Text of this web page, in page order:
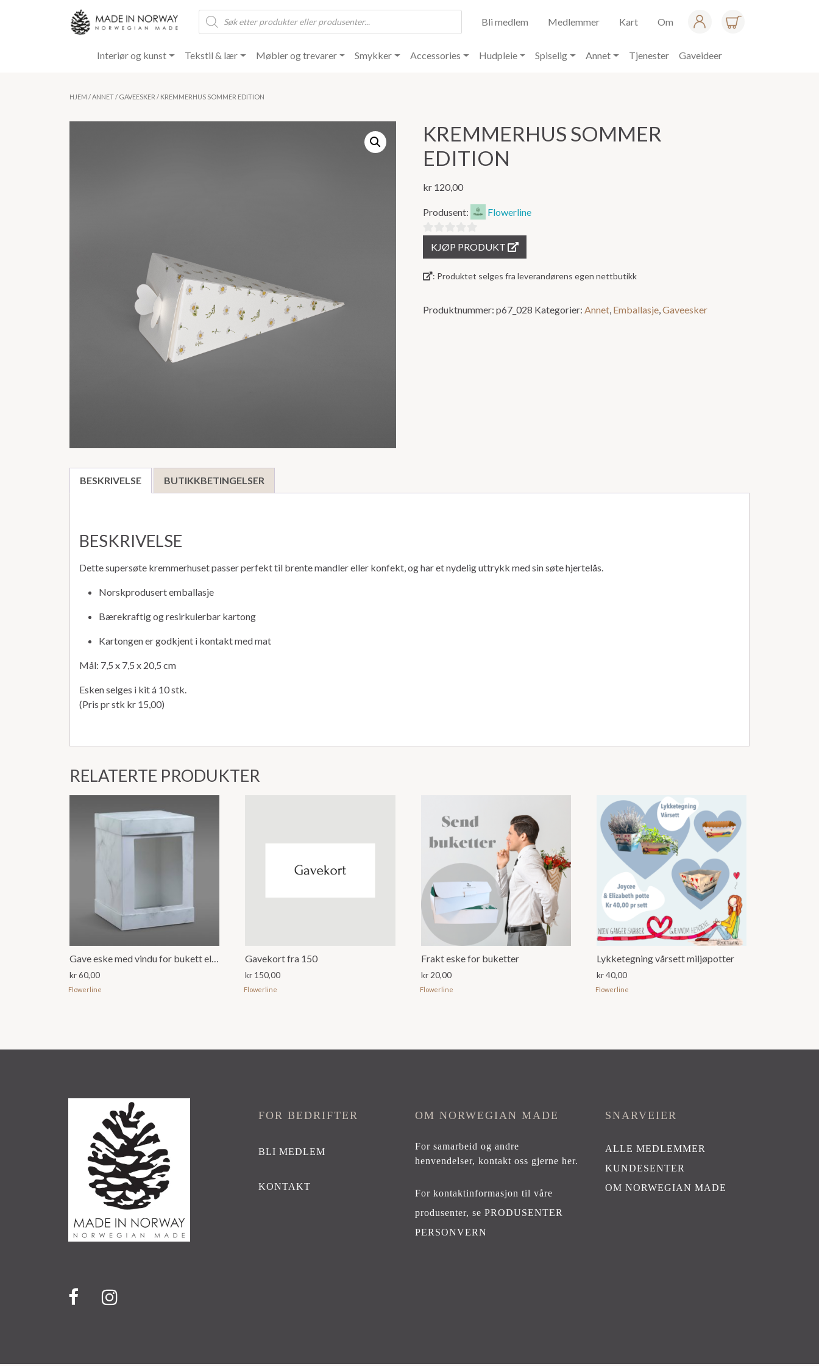
Products
search
Bli medlem Medlemmer Kart Om
Interiør og kunst Tekstil & lær Møbler og trevarer Smykker Accessories Hudpleie Spiselig Annet Tjenester Gaveideer
HJEM /ANNET/ GAVEESKER / KREMMERHUS SOMMER EDITION
KREMMERHUS SOMMER
EDITION
kr 120,00
Produsent: Flowerline
ut
av
KJØP PRODUKT
: Produktet selges fra leverandørens egen nettbutikk
Produktnummer:p67_028 Kategorier:Annet, Emballasje,Gaveesker
BESKRIVELSE BUTIKKBETINGELSER
BESKRIVELSE
Dette supersøte kremmerhuset passer perfekt til brente mandler eller konfekt, og har et nydelig uttrykk med sin søte hjertelås.
Norskprodusert emballasje
Bærekraftig og resirkulerbar kartong
Kartongen er godkjent i kontakt med mat
Mål: 7,5 x 7,5 x 20,5 cm
Esken selges i kit á 10 stk.
(Pris pr stk kr 15,00)
RELATERTE PRODUKTER
kr60,00
Flowerline
Gavekort fra 150
kr 150,00
Flowerline
Frakt eske for buketter
kr20,00
Flowerline
Lykketegning vårsett miljøpotter
kr40,00
Flowerline
FOR BEDRIFTER
BLI MEDLEM
KONTAKT
OM NORWEGIAN MADE
For samarbeid og andre
henvendelser,kontakt oss gjerne her.
For kontaktinformasjon til våre
produsenter, sePRODUSENTER
PERSONVERN
SNARVEIER
ALLE MEDLEMMER
KUNDESENTER
OM NORWEGIAN MADE